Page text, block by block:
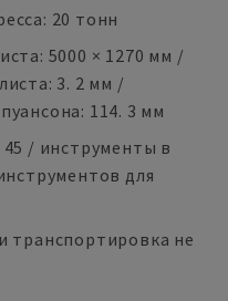
20 тонн
5000 × 1270 мм /
3. 2 мм /
114. 3 мм
/ инструменты в
для
транспортировка не